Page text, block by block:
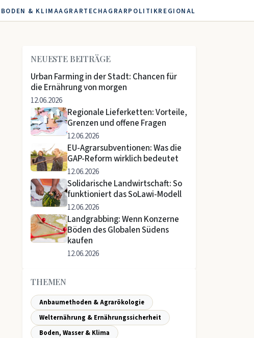
BODEN & KLIMAAGRARTECHAGRARPOLITIKREGIONAL
NEUESTE BEITRÄGE
Urban Farming in der Stadt: Chancen für
die Ernährung von morgen
12.06.2026
Regionale Lieferketten: Vorteile,
Grenzen und offene Fragen
12.06.2026
EU-Agrarsubventionen: Was die
GAP-Reform wirklich bedeutet
12.06.2026
Solidarische Landwirtschaft: So
funktioniert das SoLawi-Modell
12.06.2026
Landgrabbing: Wenn Konzerne
Böden des Globalen Südens
kaufen
12.06.2026
THEMEN
Anbaumethoden & Agrarökologie
Welternährung & Ernährungssicherheit
Boden, Wasser & Klima